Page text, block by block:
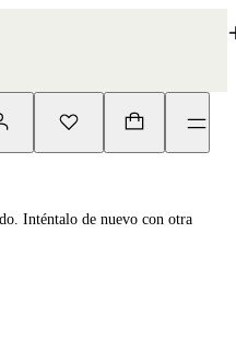
Inténtalo de nuevo con otra